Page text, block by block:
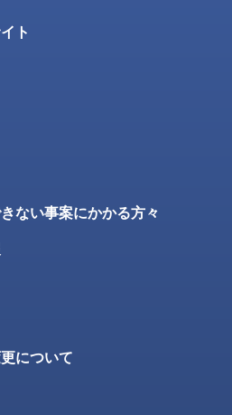
ト
ない事案にかかる方々
について